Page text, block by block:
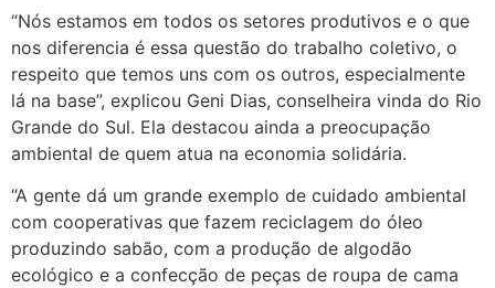
“Nós estamos em todos os setores produtivos e o que
nos diferencia é essa questão do trabalho coletivo, o
respeito que temos uns com os outros, especialmente
lá na base”, explicou Geni Dias, conselheira vinda do Rio
Grande do Sul. Ela destacou ainda a preocupação
ambiental de quem atua na economia solidária.
“A gente dá um grande exemplo de cuidado ambiental
com cooperativas que fazem reciclagem do óleo
produzindo sabão, com a produção de algodão
ecológico e a confecção de peças de roupa de cama